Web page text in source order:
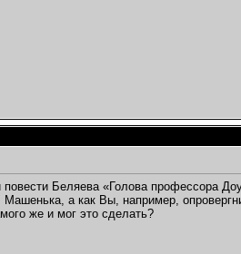
повести Беляева «Голова профессора
Машенька, а как Вы, например,
же и мог это сделать?